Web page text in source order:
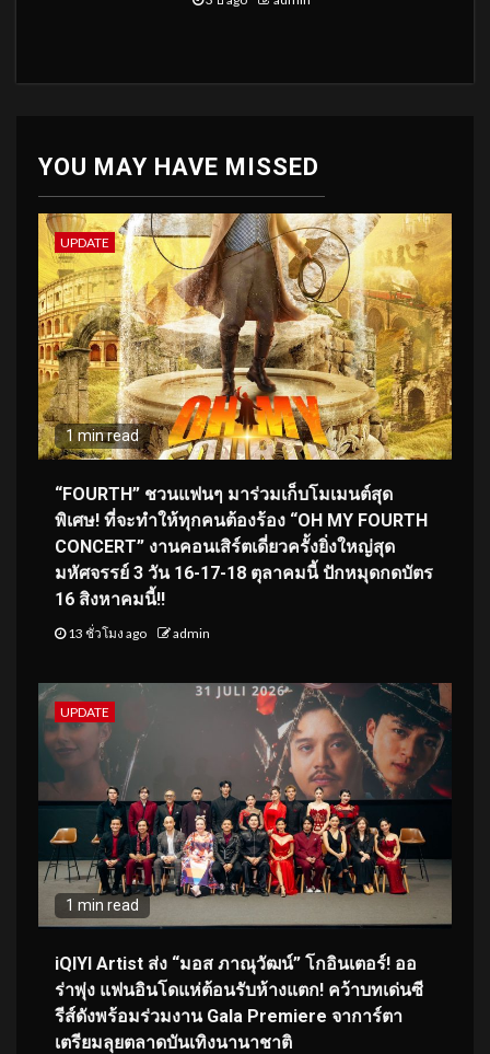
YOU MAY HAVE MISSED
UPDATE
1 min read
“FOURTH” ชวนแฟนๆ มาร่วมเก็บโมเมนต์สุด
พิเศษ! ที่จะทำให้ทุกคนต้องร้อง “OH MY FOURTH
CONCERT” งานคอนเสิร์ตเดี่ยวครั้งยิ่งใหญ่สุด
มหัศจรรย์ 3 วัน 16-17-18 ตุลาคมนี้ ปักหมุดกดบัตร
16 สิงหาคมนี้!!
13 ชั่วโมง ago admin
UPDATE
1 min read
iQIYI Artist ส่ง “มอส ภาณุวัฒน์” โกอินเตอร์! ออ
ร่าพุ่ง แฟนอินโดแห่ต้อนรับห้างแตก! คว้าบทเด่นซี
รีส์ดังพร้อมร่วมงาน Gala Premiere จาการ์ตา
เตรียมลุยตลาดบันเทิงนานาชาติ